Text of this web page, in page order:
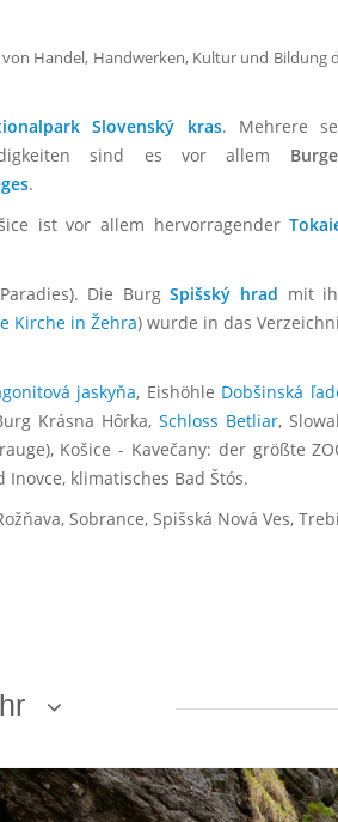
Handel, Handwerken, Kultur und Bildung
Slovenský kras. Mehrere
sind es vor allem
.
ist vor allem hervorragender
Die BurgSpišský hrad mit
Kirche in Žehra) wurde in das
jaskyňa, Eishöhle Dobšinská
Krásna Hôrka, Schloss Betliar,
Košice - Kavečany: der größte
klimatisches Bad Štós.
Sobrance, Spišská Nová Ves,